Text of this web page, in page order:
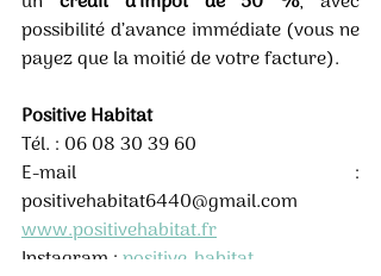
possibilité d’avance immédiate (vous ne
payez que la moitié de votre facture).
Positive Habitat
Tél. : 06 08 30 39 60
E-mail :
positivehabitat6440@gmail.com
www.positivehabitat.fr
Instagram : positive_habitat